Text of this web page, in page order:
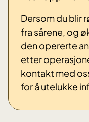
Dersom du blir
fra sårene, og
den opererte
etter
kontakt med
for å utelukke